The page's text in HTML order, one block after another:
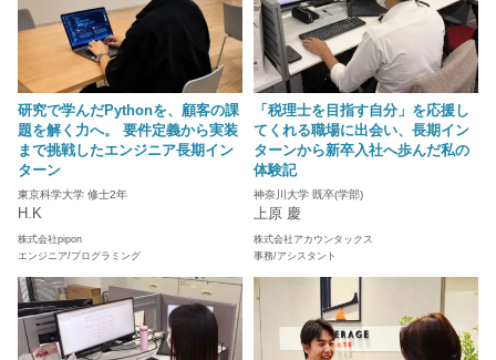
研究で学んだPythonを、顧客の課
題を解く力へ。 要件定義から実装
まで挑戦したエンジニア長期イン
ターン
東京科学大学 修士2年
H.K
株式会社pipon
エンジニア/プログラミング
「税理士を目指す自分」を応援し
てくれる職場に出会い、長期イン
ターンから新卒入社へ歩んだ私の
体験記
神奈川大学 既卒(学部)
上原 慶
株式会社アカウンタックス
事務/アシスタント